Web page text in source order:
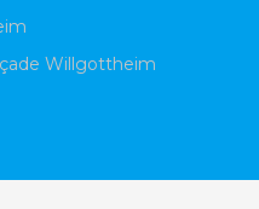
Willgottheim